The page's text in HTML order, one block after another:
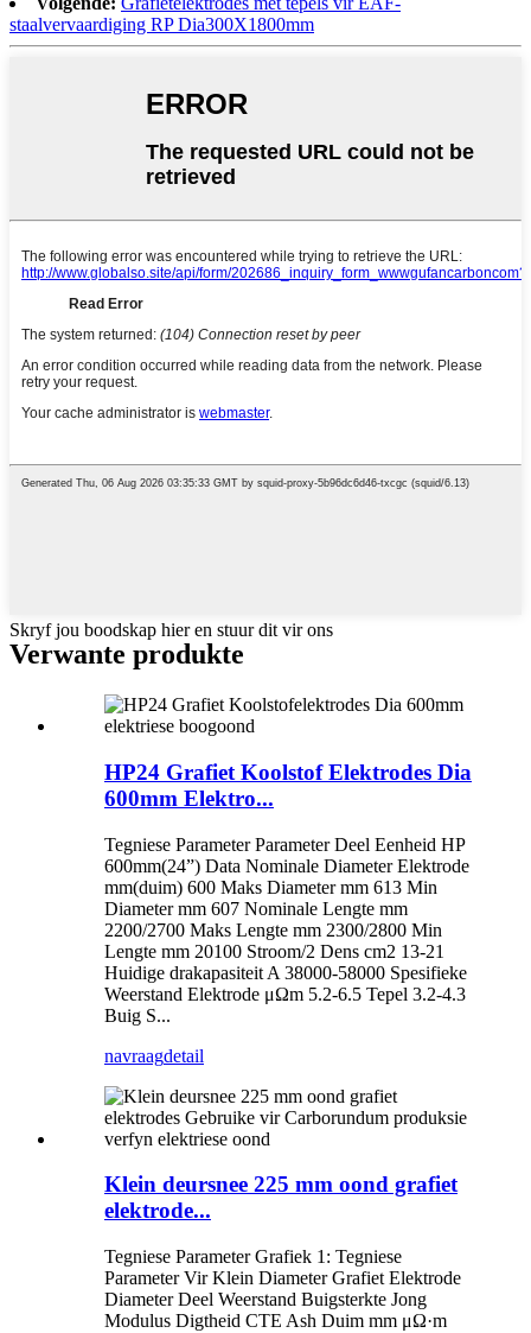
staalvervaardiging RP Dia300X1800mm
Skryf jou boodskap hier en stuur dit vir ons
Verwante produkte
HP24 Grafiet Koolstof Elektrodes Dia
600mm Elektro...
Tegniese Parameter Parameter Deel Eenheid HP
600mm(24”) Data Nominale Diameter Elektrode
mm(duim) 600 Maks Diameter mm 613 Min
Diameter mm 607 Nominale Lengte mm
2200/2700 Maks Lengte mm 2300/2800 Min
Lengte mm 20100 Stroom/2 Dens cm2 13-21
Huidige drakapasiteit A 38000-58000 Spesifieke
Weerstand Elektrode μΩm 5.2-6.5 Tepel 3.2-4.3
Buig S...
navraagdetail
Klein deursnee 225 mm oond grafiet
elektrode...
Tegniese Parameter Grafiek 1: Tegniese
Parameter Vir Klein Diameter Grafiet Elektrode
Diameter Deel Weerstand Buigsterkte Jong
Modulus Digtheid CTE Ash Duim mm μΩ·m